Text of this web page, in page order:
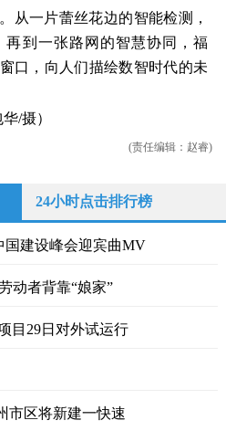
从一片蕾丝花边的智能检测，
到一张路网的智慧协同，福
口，向人们描绘数智时代的未
/摄）
(责任编辑：赵睿)
24小时点击排行榜
国建设峰会迎宾曲MV
动者背靠“娘家”
目29日对外试运行
市区将新建一快速